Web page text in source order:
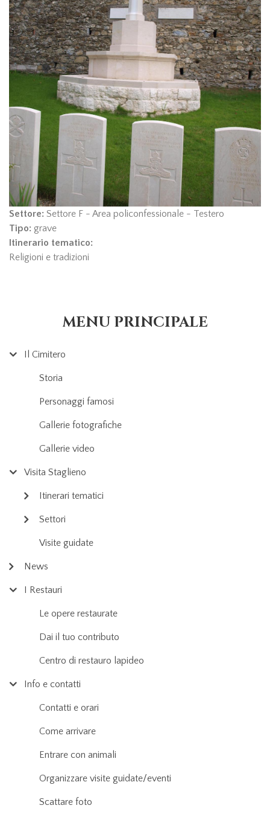
Settore: Settore F - Area policonfessionale - Testero
Tipo: grave
Itinerario tematico:
Religioni e tradizioni
MENU PRINCIPALE
Il Cimitero
Storia
Personaggi famosi
Gallerie fotografiche
Gallerie video
Visita Staglieno
Itinerari tematici
Settori
Visite guidate
News
I Restauri
Le opere restaurate
Dai il tuo contributo
Centro di restauro lapideo
Info e contatti
Contatti e orari
Come arrivare
Entrare con animali
Organizzare visite guidate/eventi
Scattare foto